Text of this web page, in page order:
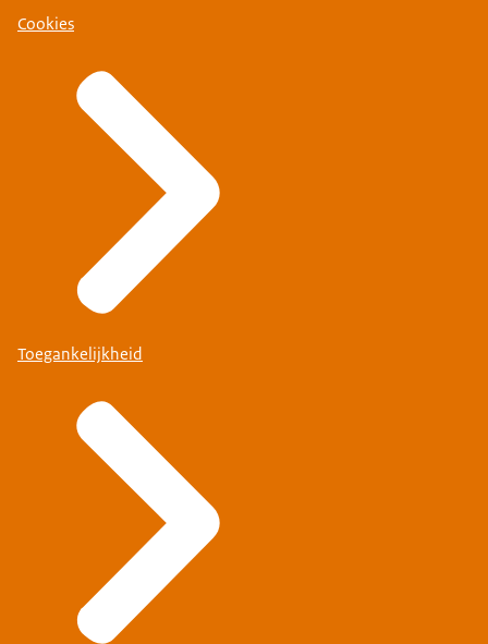
Cookies
Toegankelijkheid